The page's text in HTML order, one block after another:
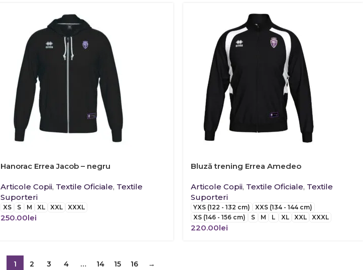
Hanorac Errea Jacob – negru
Articole Copii, Textile Oficiale, Textile
Suporteri
XS S M XL XXL XXXL
250.00lei
Bluză trening Errea Amedeo
Articole Copii, Textile Oficiale, Textile
Suporteri
YXS (122 - 132 cm)
XXS (134 - 144 cm)
XS (146 - 156 cm)
S M L XL XXL XXXL
220.00lei
1 2 3 4 … 14 15 16 →